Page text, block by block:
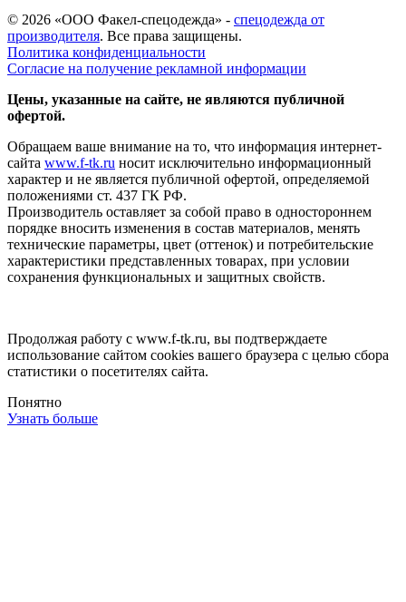
© 2026 «ООО Факел-спецодежда» - спецодежда от
производителя. Все права защищены.
Политика конфиденциальности
Согласие на получение рекламной информации
Цены, указанные на сайте, не являются публичной
офертой.
Обращаем ваше внимание на то, что информация интернет-
сайта www.f-tk.ru носит исключительно информационный
характер и не является публичной офертой, определяемой
положениями ст. 437 ГК РФ.
Производитель оставляет за собой право в одностороннем
порядке вносить изменения в состав материалов, менять
технические параметры, цвет (оттенок) и потребительские
характеристики представленных товарах, при условии
сохранения функциональных и защитных свойств.
Продолжая работу с www.f-tk.ru, вы подтверждаете
использование сайтом cookies вашего браузера с целью сбора
статистики о посетителях сайта.
Понятно
Узнать больше